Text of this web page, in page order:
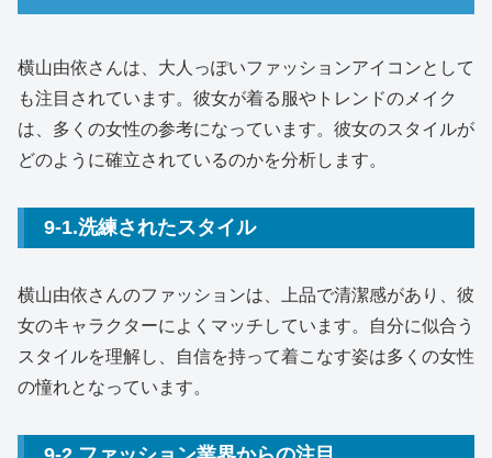
横山由依さんは、大人っぽいファッションアイコンとして
も注目されています。彼女が着る服やトレンドのメイク
は、多くの女性の参考になっています。彼女のスタイルが
どのように確立されているのかを分析します。
9-1.洗練されたスタイル
横山由依さんのファッションは、上品で清潔感があり、彼
女のキャラクターによくマッチしています。自分に似合う
スタイルを理解し、自信を持って着こなす姿は多くの女性
の憧れとなっています。